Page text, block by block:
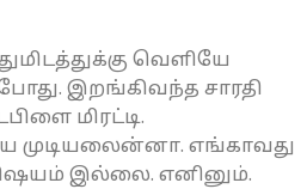
வெளியே
இறங்கிவந்த சாரதி
மிரட்டி.
முடியலைன்னா. எங்காவது
இல்லை. எனினும்.